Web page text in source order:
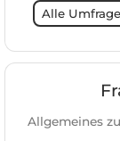
Alle
Allgemeines